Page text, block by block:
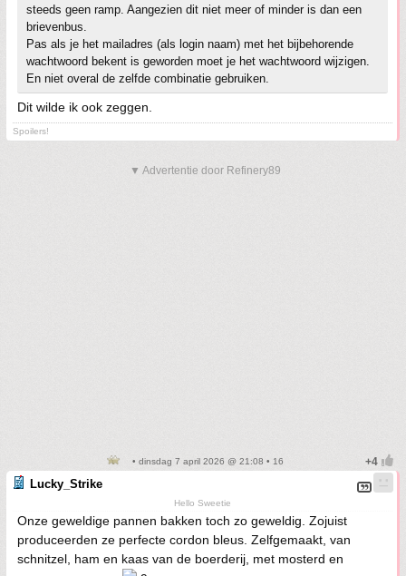
steeds geen ramp. Aangezien dit niet meer of minder is dan een
brievenbus.
Pas als je het mailadres (als login naam) met het bijbehorende
wachtwoord bekent is geworden moet je het wachtwoord wijzigen.
En niet overal de zelfde combinatie gebruiken.
Dit wilde ik ook zeggen.
Spoilers!
▼ Advertentie door Refinery89
• dinsdag 7 april 2026 @ 21:08 • 16
Lucky_Strike
Hello Sweetie
Onze geweldige pannen bakken toch zo geweldig. Zojuist
produceerden ze perfecte cordon bleus. Zelfgemaakt, van
schnitzel, ham en kaas van de boerderij, met mosterd en